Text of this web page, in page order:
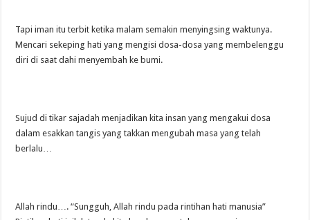
Tapi iman itu terbit ketika malam semakin menyingsing waktunya.
Mencari sekeping hati yang mengisi dosa-dosa yang membelenggu
diri di saat dahi menyembah ke bumi.
Sujud di tikar sajadah menjadikan kita insan yang mengakui dosa
dalam esakkan tangis yang takkan mengubah masa yang telah
berlalu…
Allah rindu…. “Sungguh, Allah rindu pada rintihan hati manusia”